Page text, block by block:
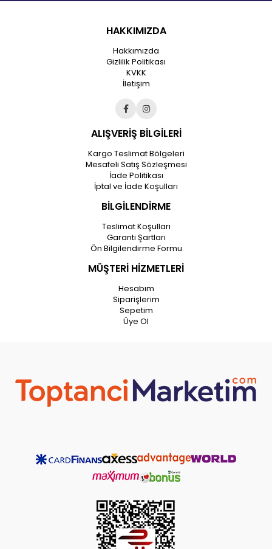
HAKKIMIZDA
Hakkımızda
Gizlilik Politikası
KVKK
İletişim
ALIŞVERİŞ BİLGİLERİ
Kargo Teslimat Bölgeleri
Mesafeli Satış Sözleşmesi
İade Politikası
İptal ve İade Koşulları
BİLGİLENDİRME
Teslimat Koşulları
Garanti Şartları
Ön Bilgilendirme Formu
MÜŞTERİ HİZMETLERİ
Hesabım
Siparişlerim
Sepetim
Üye Ol